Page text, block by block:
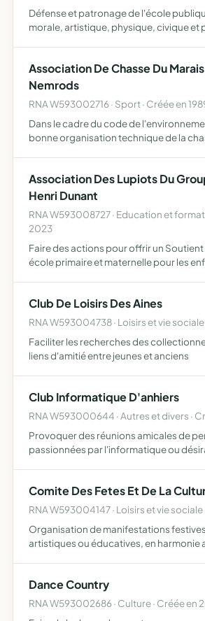
Défense et patronage de l'école
morale, artistique, physique, civique et
Association De Chasse Du
Nemrods
RNA W593002716 · Sport · Créée en
Dans le cadre du code de
bonne organisation technique de la
Association Des Lupiots Du
Henri Dunant
RNA W593008727 · Education et
2023
Faire des actions pour offrir un
école primaire et maternelle pour les
Club De Loisirs Des Aines
RNA W593004738 · Loisirs et vie sociale
Faciliter les recherches des
liens d'amitié entre jeunes et anciens
Club Informatique D'anhiers
RNA W593000644 · Autres et divers ·
Provoquer des réunions amicales de
passionnées par l'informatique ou
étudiants pour…
Comite Des Fetes Et De La
RNA W593004147 · Loisirs et vie sociale
Organisation de manifestations
artistiques ou éducatives, en harmonie
Dance Country
RNA W593002686 · Culture · Créée en